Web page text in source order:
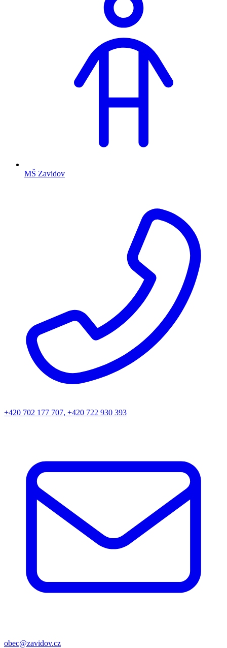
MŠ Zavidov
+420 702 177 707, +420 722 930 393
obec@zavidov.cz